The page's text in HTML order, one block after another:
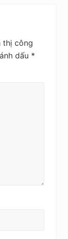
thị công
dấu *